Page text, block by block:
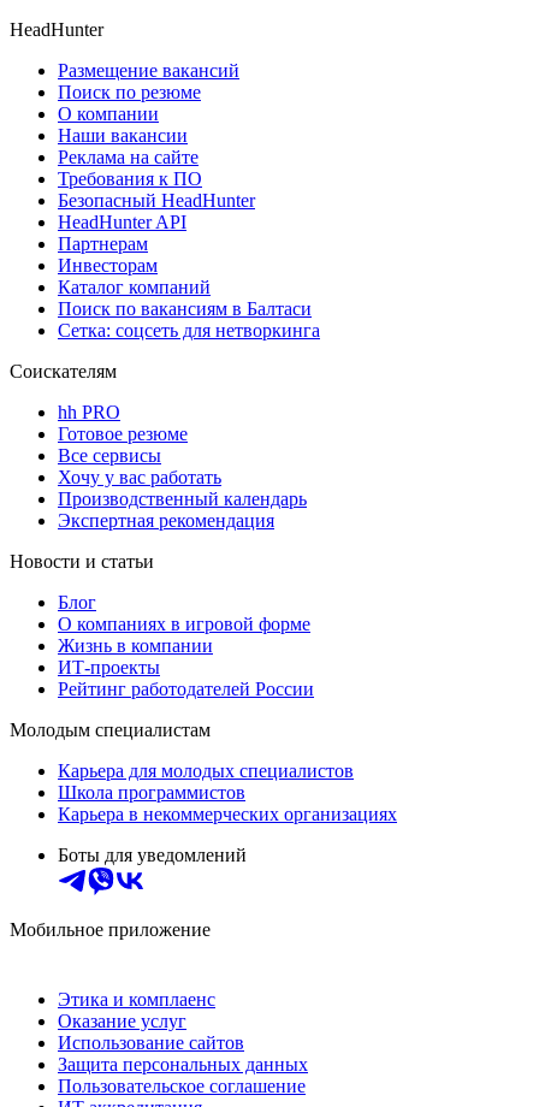
HeadHunter
Размещение вакансий
Поиск по резюме
О компании
Наши вакансии
Реклама на сайте
Требования к ПО
Безопасный HeadHunter
HeadHunter API
Партнерам
Инвесторам
Каталог компаний
Поиск по вакансиям в Балтаси
Сетка: соцсеть для нетворкинга
Соискателям
hh PRO
Готовое резюме
Все сервисы
Хочу у вас работать
Производственный календарь
Экспертная рекомендация
Новости и статьи
Блог
О компаниях в игровой форме
Жизнь в компании
ИТ-проекты
Рейтинг работодателей России
Молодым специалистам
Карьера для молодых специалистов
Школа программистов
Карьера в некоммерческих организациях
Боты для уведомлений
Мобильное приложение
Этика и комплаенс
Оказание услуг
Использование сайтов
Защита персональных данных
Пользовательское соглашение